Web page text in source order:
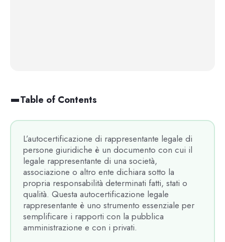
L’autocertificazione di rappresentante legale di
persone giuridiche è un documento con cui il
legale rappresentante di una società,
associazione o altro ente dichiara sotto la
propria responsabilità determinati fatti, stati o
qualità. Questa autocertificazione legale
rappresentante è uno strumento essenziale per
semplificare i rapporti con la pubblica
amministrazione e con i privati.
Table of Contents